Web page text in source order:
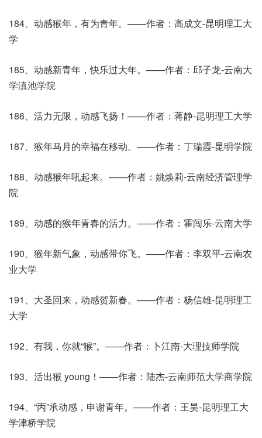
184、动感猴年，有为青年。——作者：高成文-昆明理工大
学
185、动感新青年，快乐过大年。——作者：邱子龙-云南大
学滇池学院
186、活力无限，动感飞扬！——作者：蒋静-昆明理工大学
187、猴年马月的幸福在移动。——作者：丁瑞霞-昆明学院
188、动感猴年吼起来。——作者：姚焕莉-云南经济管理学
院
189、动感的猴年青春的活力。——作者：霍闯乐-云南大学
190、猴年新气象，动感带你飞。——作者：李双平-云南农
业大学
191、大圣回来，动感贺新春。——作者：杨信雄-昆明理工
大学
192、有我，你就“猴”。——作者：卜江南-大理技师学院
193、活出猴 young！——作者：陆杰-云南师范大学商学院
194、“丙”承动感，申谢青年。——作者：王昊-昆明理工大
学津桥学院